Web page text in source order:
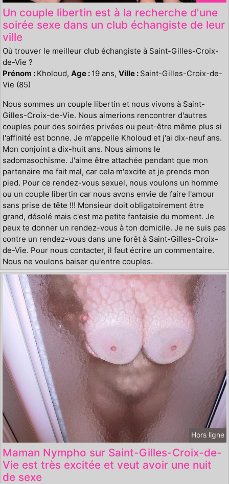
Un couple libertin est à la recherche d'une
soirée sexe dans un club échangiste de leur
ville
Où trouver le meilleur club échangiste à Saint-Gilles-Croix-
de-Vie ?
Prénom : Kholoud, Age : 19 ans, Ville : Saint-Gilles-Croix-de-
Vie (85)
Nous sommes un couple libertin et nous vivons à Saint-
Gilles-Croix-de-Vie. Nous aimerions rencontrer d'autres
couples pour des soirées privées ou peut-être même plus si
l'affinité est bonne. Je m'appelle Kholoud et j'ai dix-neuf ans.
Mon conjoint a dix-huit ans. Nous aimons le
sadomasochisme. J'aime être attachée pendant que mon
partenaire me fait mal, car cela m'excite et je prends mon
pied. Pour ce rendez-vous sexuel, nous voulons un homme
ou un couple libertin car nous avons envie de faire l'amour
sans prise de tête !!! Monsieur doit obligatoirement être
grand, désolé mais c'est ma petite fantaisie du moment. Je
peux te donner un rendez-vous à ton domicile. Je ne suis pas
contre un rendez-vous dans une forêt à Saint-Gilles-Croix-
de-Vie. Pour nous contacter, il faut écrire un commentaire.
Nous ne voulons baiser qu'entre couples.
Hors ligne
Maman Nympho sur Saint-Gilles-Croix-de-
Vie est très excitée et veut avoir une nuit
de sexe